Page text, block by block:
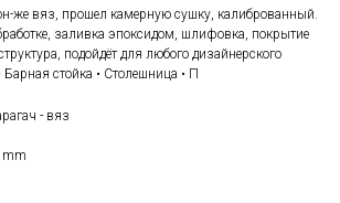
же вяз, прошел камерную сушку, калиброванный.
заливка эпоксидом, шлифовка, покрытие
подойдёт для любого дизайнерского
Барная стойка • Столешница • П
- вяз
mm